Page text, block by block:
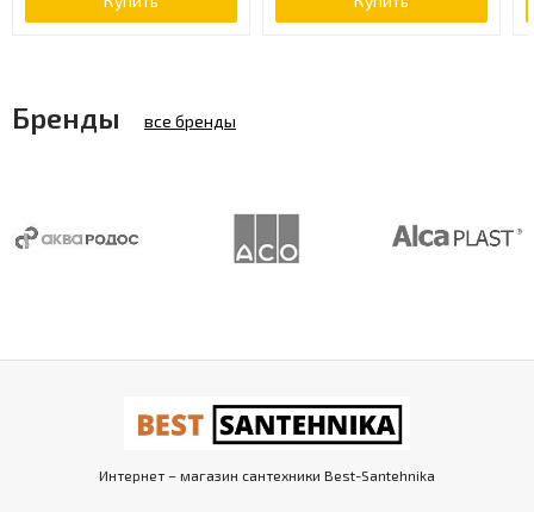
Бренды все бренды
Интернет – магазин сантехники Best-Santehnika